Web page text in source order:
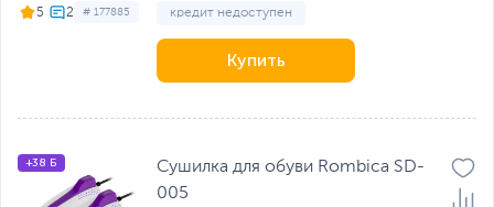
5 # 177885 кредит недоступен
Купить
+38 Б
Сушилка для обуви Rombica SD-
005